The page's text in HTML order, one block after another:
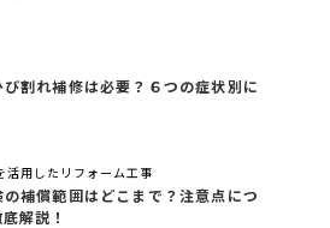
割れ補修は必要？６つの症状別に
活用したリフォーム工事
補償範囲はどこまで？注意点につ
解説！